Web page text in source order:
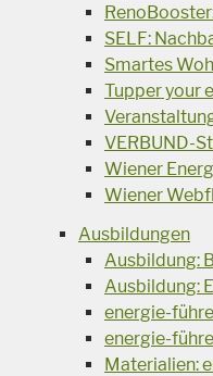
SELF:
Smartes
Tupper your
VERBUND-
Wiener
Wiener
Ausbildungen
Ausbildung:
Ausbildung:
energie-
energie-
Materialien: